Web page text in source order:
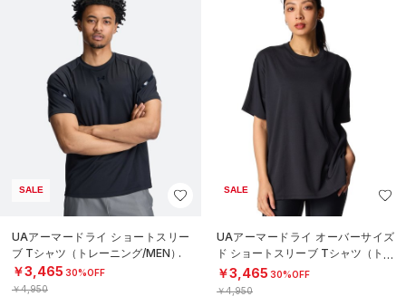
SALE
UAアーマードライ ショートスリー
ブ Tシャツ（トレーニング/MEN）
￥3,465 30%OFF
￥4,950
SALE
UAアーマードライ オーバーサイズ
ド ショートスリーブ Tシャツ（トレ
ーニング/WOMEN）
￥3,465 30%OFF
￥4,950